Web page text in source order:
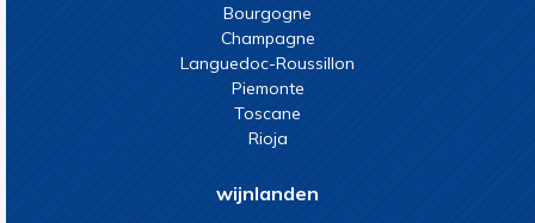
Bourgogne
Champagne
Languedoc-Roussillon
Piemonte
Toscane
Rioja
wijnlanden